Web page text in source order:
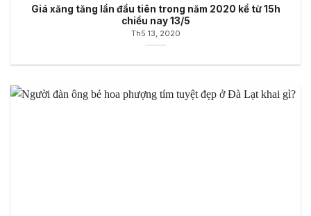
Giá xăng tăng lần đầu tiên trong năm 2020 kể từ 15h
chiều nay 13/5
Th5 13, 2020